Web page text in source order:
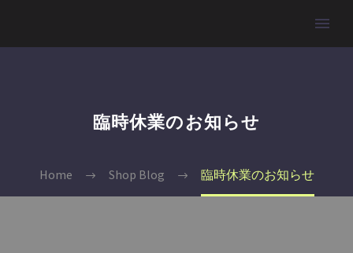
臨時休業のお知らせ
Home Shop Blog 臨時休業のお知らせ